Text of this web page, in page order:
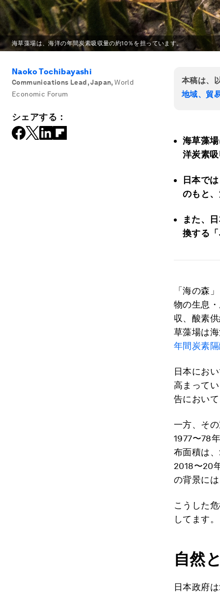
海草藻場は、海洋の年間炭素吸収量の約10％を担っています。
Naoko Tochibayashi
Communications Lead, Japan, World
Economic Forum
シェアする：
本稿は、
地域、貿
海草藻
洋炭素
日本で
のもと
また、
換する
「海の森
物の生息
収、酸素
草藻場は
年間炭素
日本にお
高まって
告におい
一方、そ
1977〜78
布面積は
2018〜20
の背景に
こうした
してます。
自然
日本政府